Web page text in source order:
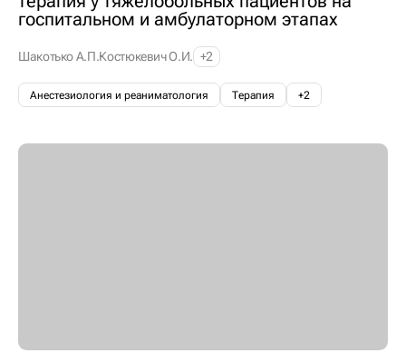
госпитальном и амбулаторном этапах
Шакотько А.П.Костюкевич О.И. +2
Анестезиология и реаниматология Терапия +2